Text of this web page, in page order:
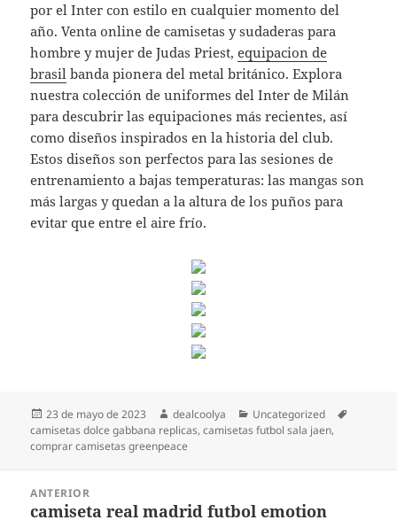
por el Inter con estilo en cualquier momento del
año. Venta online de camisetas y sudaderas para
hombre y mujer de Judas Priest,equipacion de
brasil banda pionera del metal británico. Explora
nuestra colección de uniformes del Inter de Milán
para descubrir las equipaciones más recientes, así
como diseños inspirados en la historia del club.
Estos diseños son perfectos para las sesiones de
entrenamiento a bajas temperaturas: las mangas son
más largas y quedan a la altura de los puños para
evitar que entre el aire frío.
Publicado
el
23 de mayo de 2023 Autor
dealcoolya Categorías
Uncategorized
camisetas dolce gabbana replicas,camisetas futbol sala jaen,
comprar camisetas greenpeace
ANTERIOR
Entrada
camiseta real madrid futbol emotion